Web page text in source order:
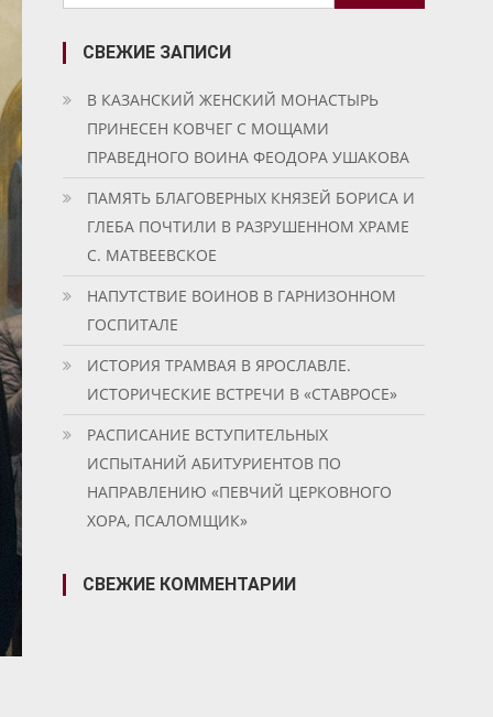
СВЕЖИЕ ЗАПИСИ
В КАЗАНСКИЙ ЖЕНСКИЙ МОНАСТЫРЬ
ПРИНЕСЕН КОВЧЕГ С МОЩАМИ
ПРАВЕДНОГО ВОИНА ФЕОДОРА УШАКОВА
ПАМЯТЬ БЛАГОВЕРНЫХ КНЯЗЕЙ БОРИСА И
ГЛЕБА ПОЧТИЛИ В РАЗРУШЕННОМ ХРАМЕ
С. МАТВЕЕВСКОЕ
НАПУТСТВИЕ ВОИНОВ В ГАРНИЗОННОМ
ГОСПИТАЛЕ
ИСТОРИЯ ТРАМВАЯ В ЯРОСЛАВЛЕ.
ИСТОРИЧЕСКИЕ ВСТРЕЧИ В «СТАВРОСЕ»
РАСПИСАНИЕ ВСТУПИТЕЛЬНЫХ
ИСПЫТАНИЙ АБИТУРИЕНТОВ ПО
НАПРАВЛЕНИЮ «ПЕВЧИЙ ЦЕРКОВНОГО
ХОРА, ПСАЛОМЩИК»
СВЕЖИЕ КОММЕНТАРИИ